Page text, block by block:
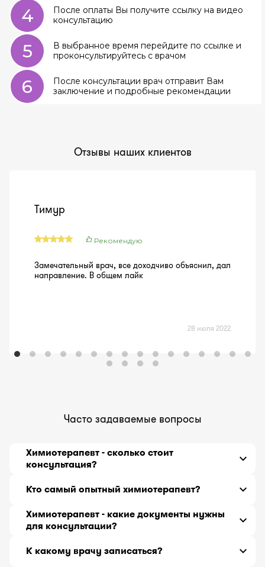
4
После оплаты Вы получите ссылку на видео
консультацию
5
В выбранное время перейдите по ссылке и
проконсультируйтесь с врачом
6
После консультации врач отправит Вам
заключение и подробные рекомендации
Отзывы наших клиентов
Тимур
Рекомендую
Замечательный врач, все доходчиво объяснил, дал
направление. В общем лайк
28 июля 2022
Часто задаваемые вопросы
Химиотерапевт - сколько стоит
консультация?
7900тг до18000тг за 30 минут.
Кто самый опытный химиотерапевт?
Врач химиотерапевт с самым большим стажем
работы 29 лет, принимающий онлайн -
Химиотерапевт - какие документы нужны
для консультации?
болезни с предварительным диагнозом,
К какому врачу записаться?